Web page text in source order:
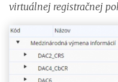
virtuálnej registračnej